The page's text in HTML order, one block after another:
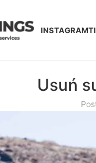
INSTAGRAM
Usuń